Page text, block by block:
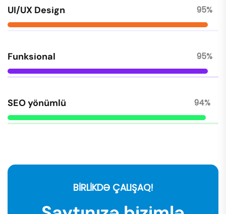
UI/UX Design 95%
Funksional 95%
SEO yönümlü 94%
BİRLİKDƏ ÇALIŞAQ!